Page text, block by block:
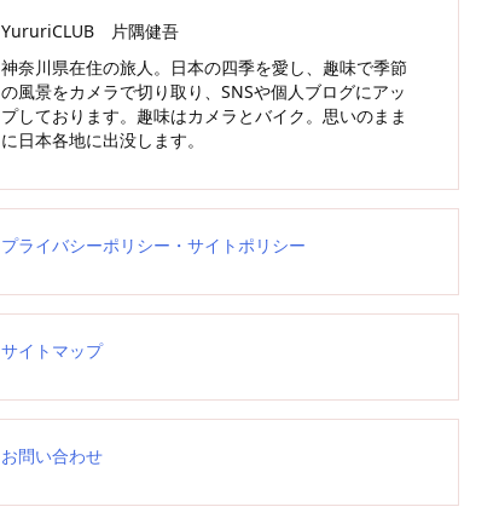
YururiCLUB 片隅健吾
神奈川県在住の旅人。日本の四季を愛し、趣味で季節
の風景をカメラで切り取り、SNSや個人ブログにアッ
プしております。趣味はカメラとバイク。思いのまま
に日本各地に出没します。
プライバシーポリシー・サイトポリシー
サイトマップ
お問い合わせ